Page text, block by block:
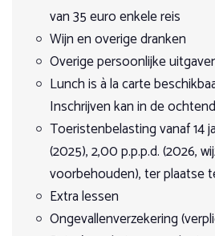
= Vol = Bijna vol
Standaard aankomstdag is zaterdag.
mogelijk op aanvraag.
Tijdens de (warme) zomerperiode zijn
ochtend.
van 35 euro enkele reis
Wijn en overige dranken
Overige persoonlijke
Lunch is à la carte
Inschrijven kan in de
Toeristenbelasting vanaf 14
(2025), 2,00 p.p.p.d. (2026,
voorbehouden), ter plaatse
Extra lessen
Ongevallenverzekering